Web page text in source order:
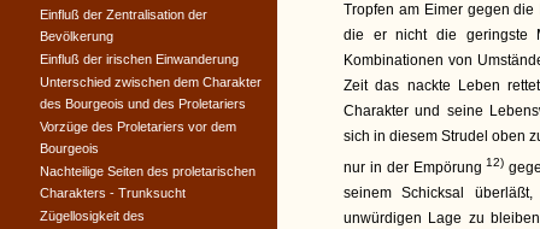
Tropfen am Eimer gegen
die er nicht die geringste
Kombinationen von
Zeit das nackte Leben
Charakter und seine
sich in diesem Strudel oben
nur in der Empörung12)
seinem Schicksal
unwürdigen Lage zu
Einfluß der Zentralisation der
Bevölkerung
Einfluß der irischen Einwanderung
Unterschied zwischen dem Charakter
des Bourgeois und des Proletariers
Vorzüge des Proletariers vor dem
Bourgeois
Nachteilige Seiten des proletarischen
Charakters - Trunksucht
Zügellosigkeit des